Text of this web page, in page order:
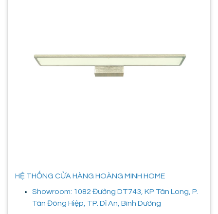
HỆ THỐNG CỬA HÀNG HOÀNG MINH HOME
Showroom: 1082 Đường DT743, KP Tân Long, P.
Tân Đông Hiệp, TP. Dĩ An, Bình Dương